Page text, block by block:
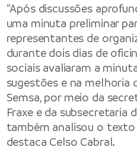
“Após discussões
uma minuta preliminar
representantes de
durante dois dias de
sociais avaliaram a
sugestões e na melhoria
Semsa, por meio da
Fraxe e da subsecretaria
também analisou o texto
destaca Celso Cabral.